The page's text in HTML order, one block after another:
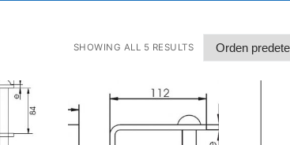
SHOWING ALL 5 RESULTS